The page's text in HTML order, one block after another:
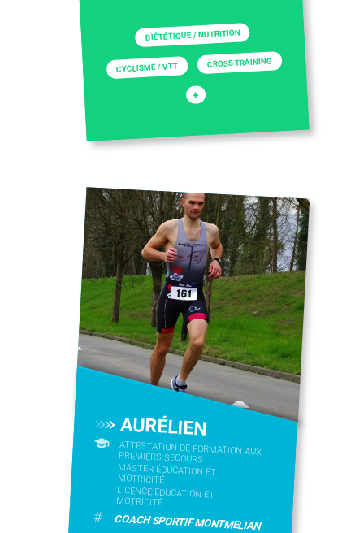
DIÉTÉTIQUE / NUTRITION
CYCLISME / VTT CROSS TRAINING
+
AURÉLIEN
ATTESTATION DE FORMATION AUX
PREMIERS SECOURS
MASTER ÉDUCATION ET
MOTRICITÉ
LICENCE ÉDUCATION ET
MOTRICITÉ
# COACH SPORTIF MONTMELIAN